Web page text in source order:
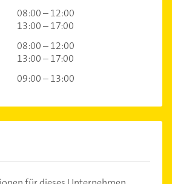
08:00 – 12:00
13:00 – 17:00
08:00 – 12:00
13:00 – 17:00
09:00 – 13:00